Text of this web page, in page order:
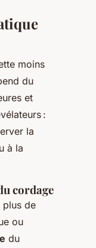
moins
du
et
:
la
à la
cordage
plus de
ou
du